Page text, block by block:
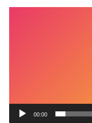
Video
00:00